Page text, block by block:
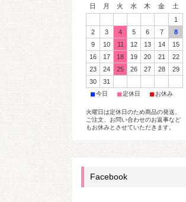
日 月 火 水 木 金
土
1
2
3 4 5 6 7
8
9
10 11 12 13 14
15
16
17 18 19 20 21
22
23
24 25 26 27 28
29
30
31
■ 今日 ■ 定休日 ■ お休み
火曜日は定休日のため商品の発送、
ご注文、お問い合わせのお返事など
もお休みとさせていただきます。
Facebook